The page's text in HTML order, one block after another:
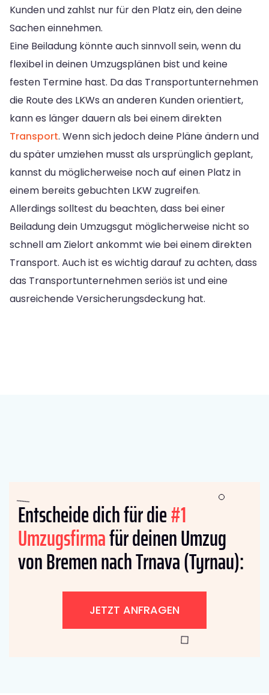
Kunden und zahlst nur für den Platz ein, den deine
Sachen einnehmen.
Eine Beiladung könnte auch sinnvoll sein, wenn du
flexibel in deinen Umzugsplänen bist und keine
festen Termine hast. Da das Transportunternehmen
die Route des LKWs an anderen Kunden orientiert,
kann es länger dauern als bei einem direkten
Transport. Wenn sich jedoch deine Pläne ändern und
du später umziehen musst als ursprünglich geplant,
kannst du möglicherweise noch auf einen Platz in
einem bereits gebuchten LKW zugreifen.
Allerdings solltest du beachten, dass bei einer
Beiladung dein Umzugsgut möglicherweise nicht so
schnell am Zielort ankommt wie bei einem direkten
Transport. Auch ist es wichtig darauf zu achten, dass
das Transportunternehmen seriös ist und eine
ausreichende Versicherungsdeckung hat.
Entscheide dich für die#1
Umzugsfirmafür deinen Umzug
von Bremen nach Trnava (Tyrnau):
JETZT ANFRAGEN